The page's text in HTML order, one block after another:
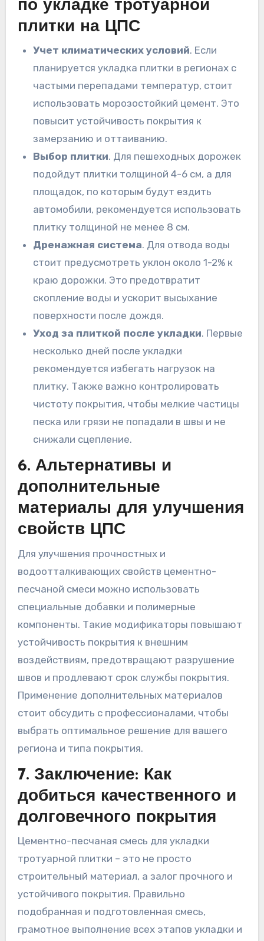
по укладке тротуарной
плитки на ЦПС
Учет климатических условий. Если
планируется укладка плитки в регионах с
частыми перепадами температур, стоит
использовать морозостойкий цемент. Это
повысит устойчивость покрытия к
замерзанию и оттаиванию.
Выбор плитки. Для пешеходных дорожек
подойдут плитки толщиной 4-6 см, а для
площадок, по которым будут ездить
автомобили, рекомендуется использовать
плитку толщиной не менее 8 см.
Дренажная система. Для отвода воды
стоит предусмотреть уклон около 1-2% к
краю дорожки. Это предотвратит
скопление воды и ускорит высыхание
поверхности после дождя.
Уход за плиткой после укладки. Первые
несколько дней после укладки
рекомендуется избегать нагрузок на
плитку. Также важно контролировать
чистоту покрытия, чтобы мелкие частицы
песка или грязи не попадали в швы и не
снижали сцепление.
6. Альтернативы и
дополнительные
материалы для улучшения
свойств ЦПС
Для улучшения прочностных и
водоотталкивающих свойств цементно-
песчаной смеси можно использовать
специальные добавки и полимерные
компоненты. Такие модификаторы повышают
устойчивость покрытия к внешним
воздействиям, предотвращают разрушение
швов и продлевают срок службы покрытия.
Применение дополнительных материалов
стоит обсудить с профессионалами, чтобы
выбрать оптимальное решение для вашего
региона и типа покрытия.
7. Заключение: Как
добиться качественного и
долговечного покрытия
Цементно-песчаная смесь для укладки
тротуарной плитки – это не просто
строительный материал, а залог прочного и
устойчивого покрытия. Правильно
подобранная и подготовленная смесь,
грамотное выполнение всех этапов укладки и